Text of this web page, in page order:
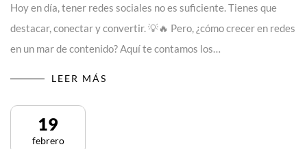
Hoy en día, tener redes sociales no es suficiente. Tienes que
destacar, conectar y convertir. 💡🔥 Pero, ¿cómo crecer en redes
en un mar de contenido? Aquí te contamos los…
LEER MÁS
19
febrero